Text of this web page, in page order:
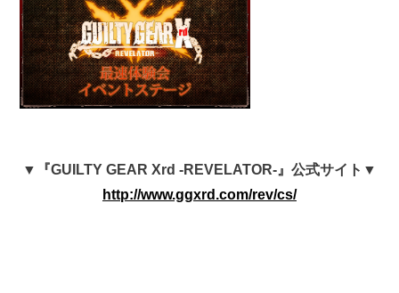
▼『GUILTY GEAR Xrd -REVELATOR-』公式サイト▼
http://www.ggxrd.com/rev/cs/